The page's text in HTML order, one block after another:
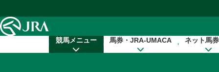
競馬メニュー 馬券・JRA-UMACA ネット馬